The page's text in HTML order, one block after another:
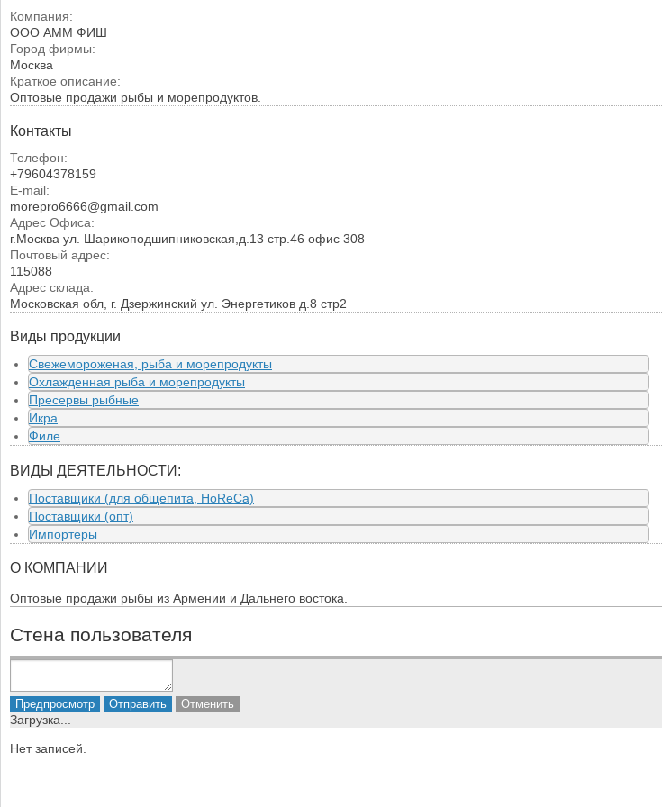
Компания:
ООО АММ ФИШ
Город фирмы:
Москва
Краткое описание:
Оптовые продажи рыбы и морепродуктов.
Контакты
Телефон:
+79604378159
E-mail:
morepro6666@gmail.com
Адрес Офиса:
г.Москва ул. Шарикоподшипниковская,д.13 стр.46 офис 308
Почтовый адрес:
115088
Адрес склада:
Московская обл, г. Дзержинский ул. Энергетиков д.8 стр2
Виды продукции
Свежемороженая, рыба и морепродукты
Охлажденная рыба и морепродукты
Пресервы рыбные
Икра
Филе
ВИДЫ ДЕЯТЕЛЬНОСТИ:
Поставщики (для общепита, HoReCa)
Поставщики (опт)
Импортеры
О КОМПАНИИ
Оптовые продажи рыбы из Армении и Дальнего востока.
Стена пользователя
Загрузка...
Нет записей.